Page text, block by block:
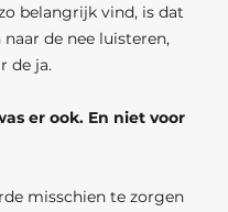
belangrijk vind, is dat
de nee luisteren,
de ja.
er ook. En niet voor
misschien te zorgen